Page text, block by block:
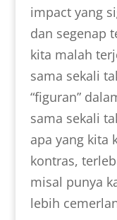
impact yang
dan segenap
kita malah
sama sekali
“figuran”
sama sekali
apa yang kita
kontras,
misal punya
lebih